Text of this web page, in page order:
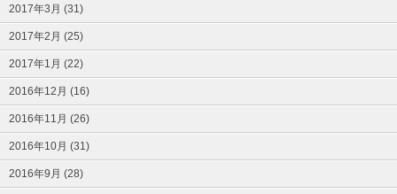
2017年3月 (31)
2017年2月 (25)
2017年1月 (22)
2016年12月 (16)
2016年11月 (26)
2016年10月 (31)
2016年9月 (28)